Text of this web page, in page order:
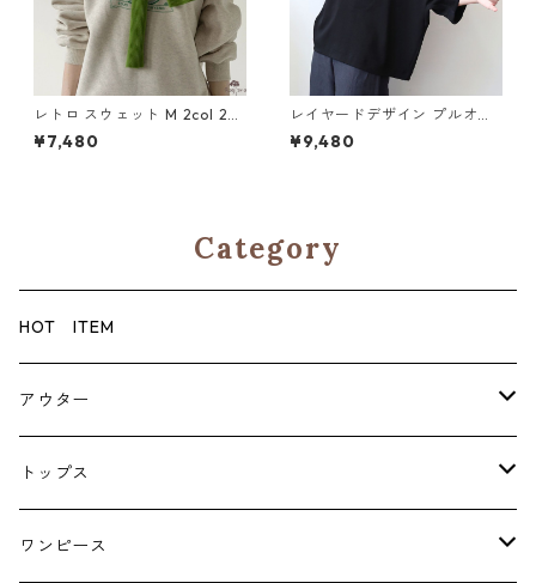
レトロ スウェット M 2col 25
0439
¥7,480
レイヤードデザイン プルオー
バー M 250380
¥9,480
Category
HOT ITEM
アウター
コート
ジャケット
トップス
ブラウス・シャツ
ワンピース